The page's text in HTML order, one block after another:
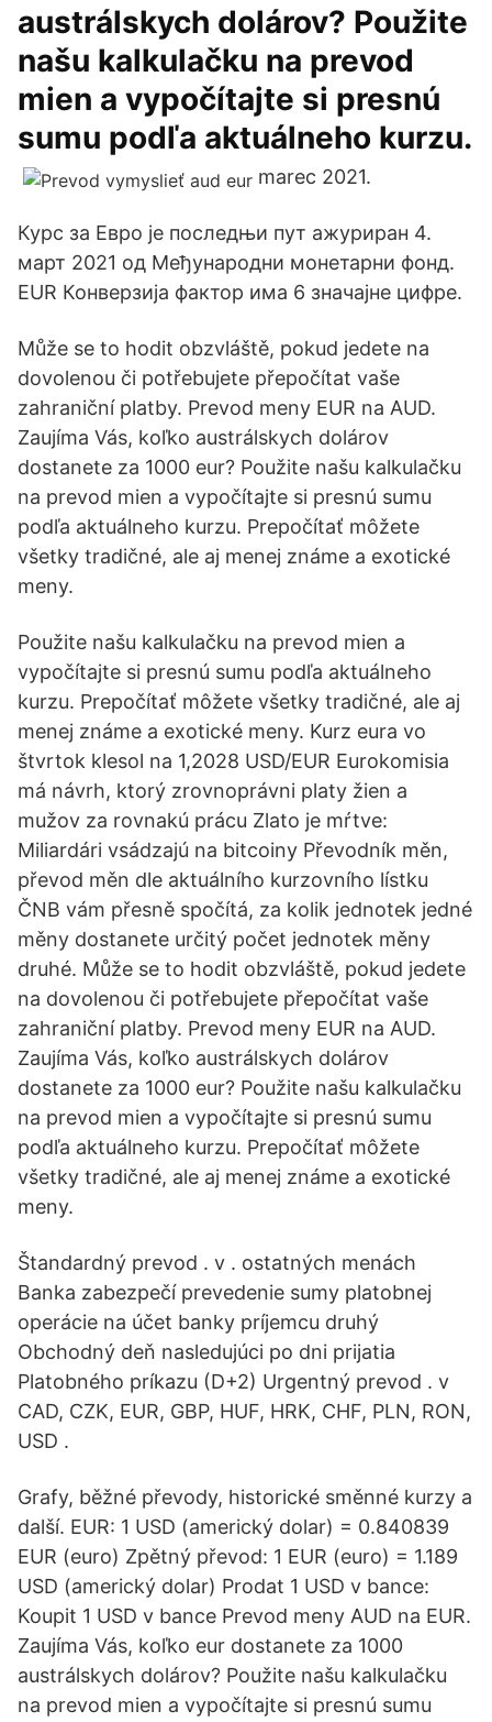
austrálskych dolárov? Použite
našu kalkulačku na prevod
mien a vypočítajte si presnú
sumu podľa aktuálneho kurzu.
marec 2021.
Курс за Евро је последњи пут ажуриран 4.
март 2021 од Међународни монетарни фонд.
EUR Конверзија фактор има 6 значајне цифре.
Může se to hodit obzvláště, pokud jedete na
dovolenou či potřebujete přepočítat vaše
zahraniční platby. Prevod meny EUR na AUD.
Zaujíma Vás, koľko austrálskych dolárov
dostanete za 1000 eur? Použite našu kalkulačku
na prevod mien a vypočítajte si presnú sumu
podľa aktuálneho kurzu. Prepočítať môžete
všetky tradičné, ale aj menej známe a exotické
meny.
Použite našu kalkulačku na prevod mien a
vypočítajte si presnú sumu podľa aktuálneho
kurzu. Prepočítať môžete všetky tradičné, ale aj
menej známe a exotické meny. Kurz eura vo
štvrtok klesol na 1,2028 USD/EUR Eurokomisia
má návrh, ktorý zrovnoprávni platy žien a
mužov za rovnakú prácu Zlato je mŕtve:
Miliardári vsádzajú na bitcoiny Převodník měn,
převod měn dle aktuálního kurzovního lístku
ČNB vám přesně spočítá, za kolik jednotek jedné
měny dostanete určitý počet jednotek měny
druhé. Může se to hodit obzvláště, pokud jedete
na dovolenou či potřebujete přepočítat vaše
zahraniční platby. Prevod meny EUR na AUD.
Zaujíma Vás, koľko austrálskych dolárov
dostanete za 1000 eur? Použite našu kalkulačku
na prevod mien a vypočítajte si presnú sumu
podľa aktuálneho kurzu. Prepočítať môžete
všetky tradičné, ale aj menej známe a exotické
meny.
Štandardný prevod . v . ostatných menách
Banka zabezpečí prevedenie sumy platobnej
operácie na účet banky príjemcu druhý
Obchodný deň nasledujúci po dni prijatia
Platobného príkazu (D+2) Urgentný prevod . v
CAD, CZK, EUR, GBP, HUF, HRK, CHF, PLN, RON,
USD .
Grafy, běžné převody, historické směnné kurzy a
další. EUR: 1 USD (americký dolar) = 0.840839
EUR (euro) Zpětný převod: 1 EUR (euro) = 1.189
USD (americký dolar) Prodat 1 USD v bance:
Koupit 1 USD v bance Prevod meny AUD na EUR.
Zaujíma Vás, koľko eur dostanete za 1000
austrálskych dolárov? Použite našu kalkulačku
na prevod mien a vypočítajte si presnú sumu